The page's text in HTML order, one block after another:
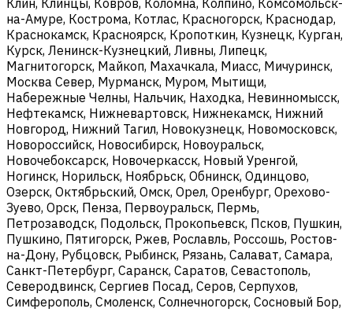
на-Амуре, Кострома, Котлас, Красногорск, Краснодар,
Краснокамск, Красноярск, Кропоткин, Кузнецк, Курган,
Курск, Ленинск-Кузнецкий, Ливны, Липецк,
Магнитогорск, Майкоп, Махачкала, Миасс, Мичуринск,
Москва Север, Мурманск, Муром, Мытищи,
Набережные Челны, Нальчик, Находка, Невинномысск,
Нефтекамск, Нижневартовск, Нижнекамск, Нижний
Новгород, Нижний Тагил, Новокузнецк, Новомосковск,
Новороссийск, Новосибирск, Новоуральск,
Новочебоксарск, Новочеркасск, Новый Уренгой,
Ногинск, Норильск, Ноябрьск, Обнинск, Одинцово,
Озерск, Октябрьский, Омск, Орел, Оренбург, Орехово-
Зуево, Орск, Пенза, Первоуральск, Пермь,
Петрозаводск, Подольск, Прокопьевск, Псков, Пушкин,
Пушкино, Пятигорск, Ржев, Рославль, Россошь, Ростов-
на-Дону, Рубцовск, Рыбинск, Рязань, Салават, Самара,
Санкт-Петербург, Саранск, Саратов, Севастополь,
Северодвинск, Сергиев Посад, Серов, Серпухов,
Симферополь, Смоленск, Солнечногорск, Сосновый Бор,